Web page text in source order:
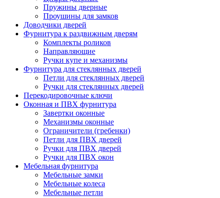
Пружины дверные
Проушины для замков
Доводчики дверей
Фурнитура к раздвижным дверям
Комплекты роликов
Направляющие
Ручки купе и механизмы
Фурнитура для стеклянных дверей
Петли для стеклянных дверей
Ручки для стеклянных дверей
Перекодировочные ключи
Оконная и ПВХ фурнитура
Завертки оконные
Механизмы оконные
Ограничители (гребенки)
Петли для ПВХ дверей
Ручки для ПВХ дверей
Ручки для ПВХ окон
Мебельная фурнитура
Мебельные замки
Мебельные колеса
Мебельные петли